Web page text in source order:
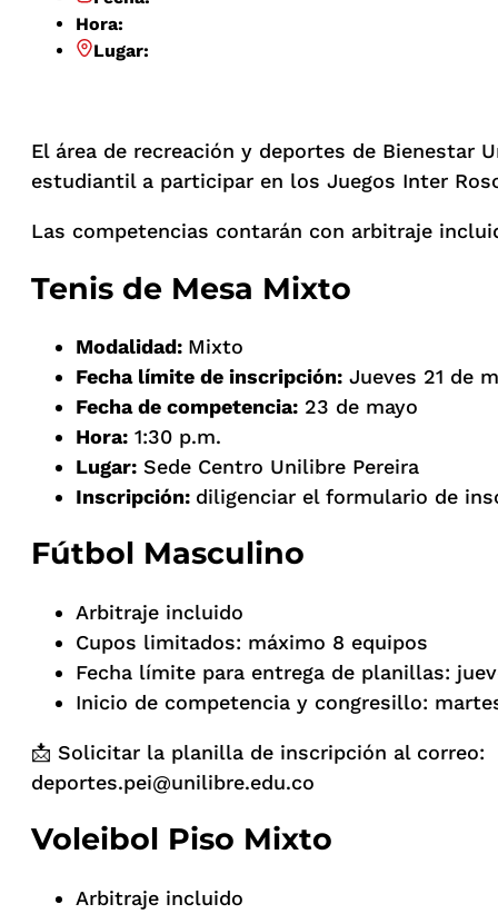
Hora:
Lugar:
El área de recreación y deportes de Bienestar
estudiantil a participar en los Juegos Inter
Las competencias contarán con arbitraje
Tenis de Mesa Mixto
Modalidad: Mixto
Fecha límite de inscripción: Jueves 21 de
Fecha de competencia: 23 de mayo
Hora: 1:30 p.m.
Lugar: Sede Centro Unilibre Pereira
Inscripción: diligenciar el formulario de
Fútbol Masculino
Arbitraje incluido
Cupos limitados: máximo 8 equipos
Fecha límite para entrega de planillas:
Inicio de competencia y congresillo:
📩 Solicitar la planilla de inscripción al correo:
deportes.pei@unilibre.edu.co
Voleibol Piso Mixto
Arbitraje incluido